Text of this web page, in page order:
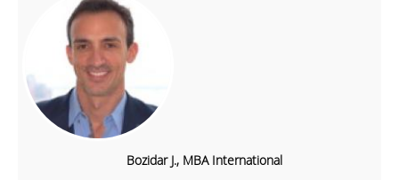
Bozidar J., MBA International